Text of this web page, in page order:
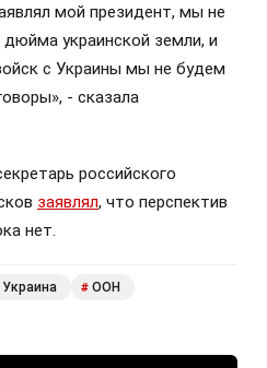
мой президент, мы не
украинской земли, и
с Украины мы не будем
- сказала
российского
заявлял, что перспектив
нет.
Украина # ООН